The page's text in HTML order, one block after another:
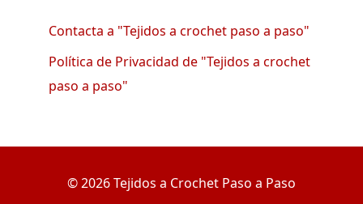
Contacta a "Tejidos a crochet paso a paso"
Política de Privacidad de "Tejidos a crochet
paso a paso"
© 2026 Tejidos a Crochet Paso a Paso